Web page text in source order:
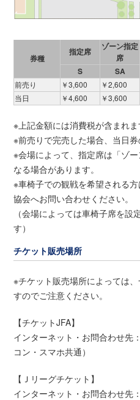
券種
指定席
ゾーン指定
席
S
SA
前売り ￥3,600 ￥2,600
当日
￥4,600 ￥3,600
※上記金額には消費税が含まれま
※前売りで完売した場合、当日券
※会場によって、指定席は「ゾ
なる場合があります。
※車椅子での観戦を希望される
協会へお問い合わせください。
（会場によっては車椅子席を設
す）
チケット販売場所
※チケット販売場所によっては
すのでご注意ください。
【チケットJFA】
インターネット・お問合わせ先：
コン・スマホ共通）
【Ｊリーグチケット】
インターネット・お問合わせ先：